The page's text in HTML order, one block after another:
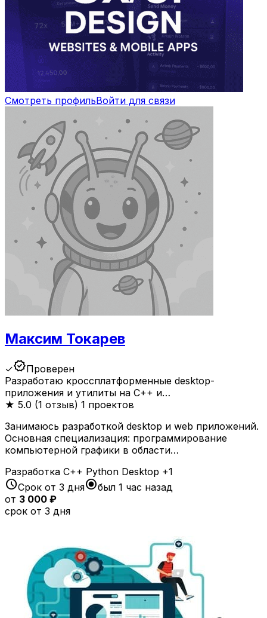
Смотреть профильВойти для связи
Максим Токарев
✓verifiedПроверен
Разработаю кроссплатформенные desktop-
приложения и утилиты на C++ и…
★ 5.0 (1 отзыв) 1 проектов
Занимаюсь разработкой desktop и web приложений.
Основная специализация: программирование
компьютерной графики в области…
Разработка C++ Python Desktop +1
scheduleСрок от 3 дняradio_button_checkedбыл 1 час назад
от 3 000 ₽
срок от 3 дня